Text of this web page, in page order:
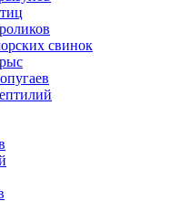
свинок